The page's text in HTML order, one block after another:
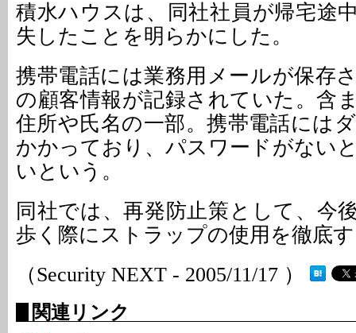
積水ハウスは、同社社員が帰宅途
失したことを明らかにした。
携帯電話には業務用メールが保存
の顧客情報が記録されていた。含
住所や氏名の一部。携帯電話には
かかっており、パスワードがない
いという。
同社では、再発防止策として、今
歩く際にストラップの使用を徹底
（Security NEXT - 2005/11/17 ）
関連リンク